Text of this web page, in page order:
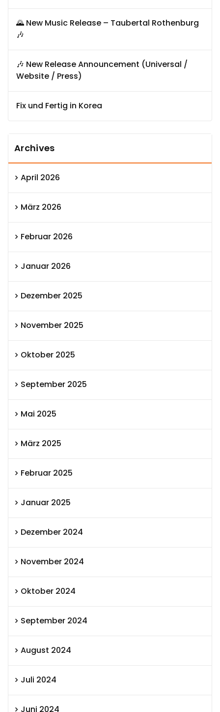
🌄 New Music Release – Taubertal Rothenburg
🎶
🎶 New Release Announcement (Universal /
Website / Press)
Fix und Fertig in Korea
Archives
April 2026
März 2026
Februar 2026
Januar 2026
Dezember 2025
November 2025
Oktober 2025
September 2025
Mai 2025
März 2025
Februar 2025
Januar 2025
Dezember 2024
November 2024
Oktober 2024
September 2024
August 2024
Juli 2024
Juni 2024